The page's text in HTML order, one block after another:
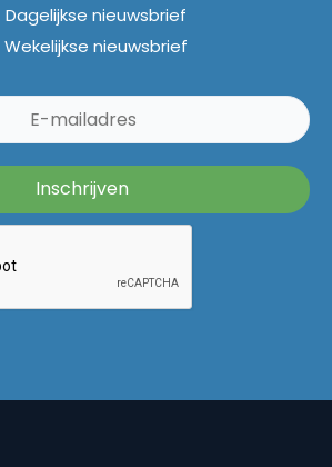
Dagelijkse nieuwsbrief
Wekelijkse nieuwsbrief